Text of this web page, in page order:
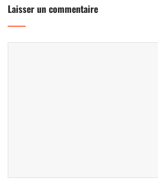
Laisser un commentaire